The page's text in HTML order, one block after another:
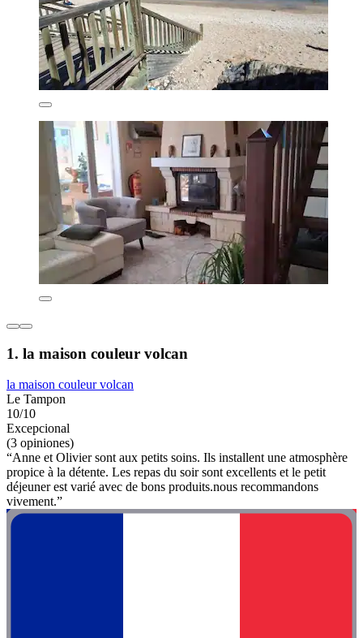
1. la maison couleur volcan
la maison couleur volcan
Le Tampon
10/10
Excepcional
(3 opiniones)
“Anne et Olivier sont aux petits soins. Ils installent une atmosphère
propice à la détente. Les repas du soir sont excellents et le petit
déjeuner est varié avec de bons produits.nous recommandons
vivement.”